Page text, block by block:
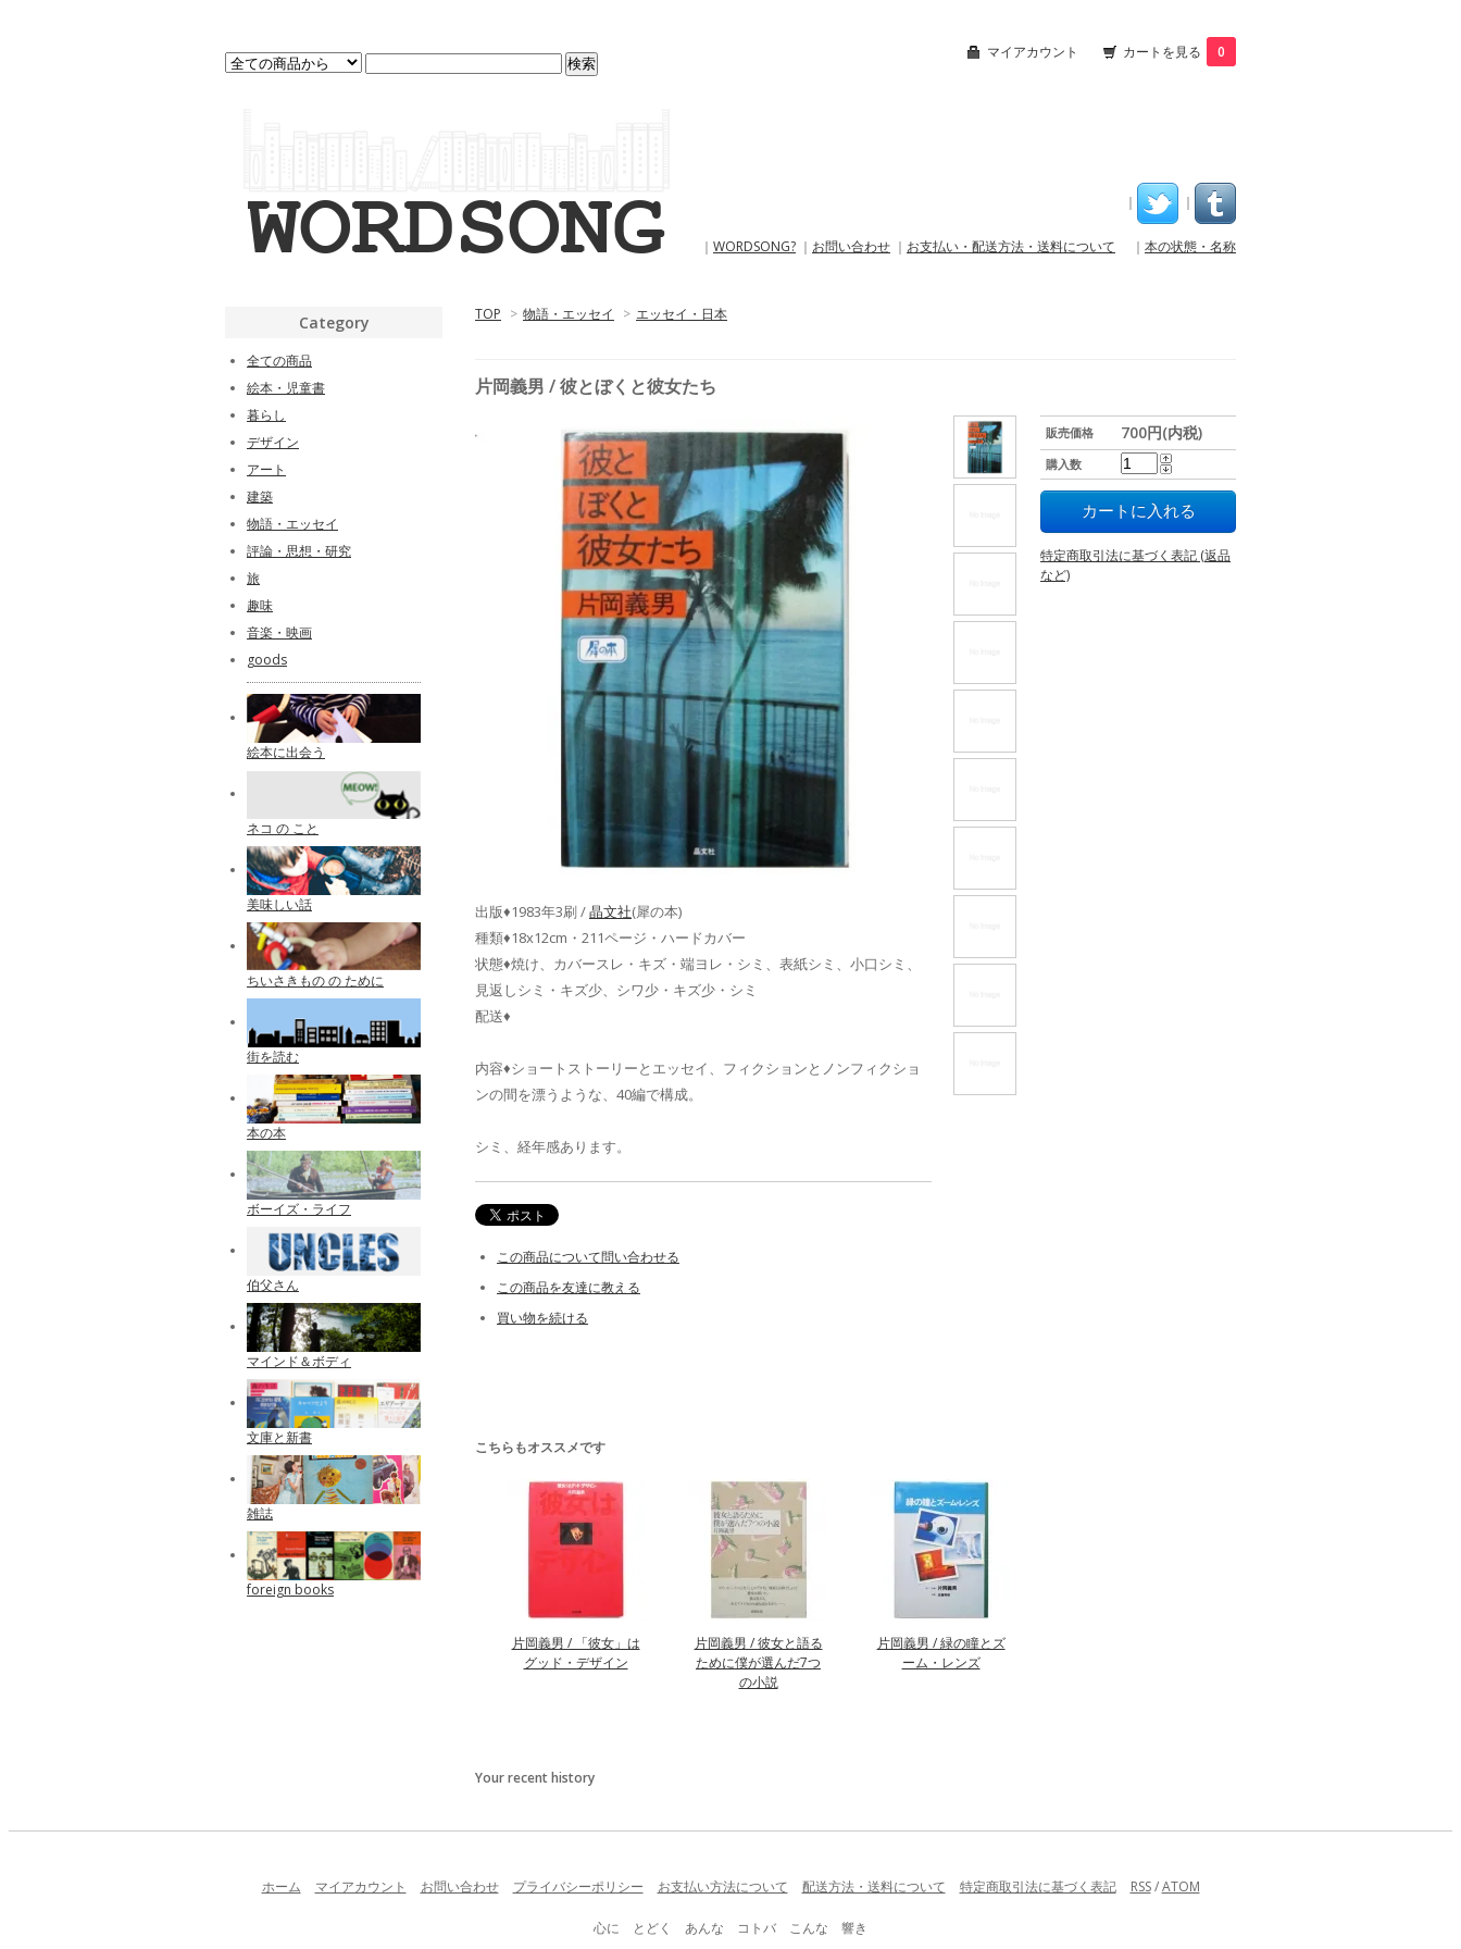
マイアカウント カートを見る 0
｜ ｜
｜ WORDSONG? ｜ お問い合わせ ｜ お支払い・配送方法・送料について ｜ 本の状態・名称
TOP > 物語・エッセイ > エッセイ・日本
片岡義男 / 彼とぼくと彼女たち
販売価格 700円(内税)
購入数
特定商取引法に基づく表記 (返品
など)
出版♦1983年3刷 /晶文社(犀の本)
種類♦18x12cm・211ページ・ハードカバー
状態♦焼け、カバースレ・キズ・端ヨレ・シミ、表紙シミ、小口シミ、
見返しシミ・キズ少、シワ少・キズ少・シミ
配送♦
内容♦ショートストーリーとエッセイ、フィクションとノンフィクショ
ンの間を漂うような、40編で構成。
シミ、経年感あります。
この商品について問い合わせる
この商品を友達に教える
買い物を続ける
こちらもオススメです
片岡義男 / 「彼女」は
グッド・デザイン
片岡義男 / 彼女と語る
ために僕が選んだ7つ
の小説
片岡義男 / 緑の瞳とズ
ーム・レンズ
Your recent history
Category
全ての商品
絵本・児童書
暮らし
デザイン
アート
建築
物語・エッセイ
評論・思想・研究
旅
趣味
音楽・映画
goods
絵本に出会う
ネコ の こと
美味しい話
ちいさきもの の ために
街を読む
本の本
ボーイズ・ライフ
伯父さん
マインド＆ボディ
文庫と新書
雑誌
foreign books
ホーム マイアカウント お問い合わせ プライバシーポリシー お支払い方法について 配送方法・送料について 特定商取引法に基づく表記 RSS/ATOM
心に とどく あんな コトバ こんな 響き